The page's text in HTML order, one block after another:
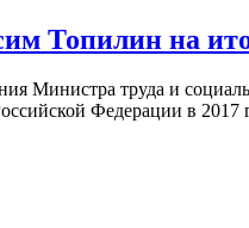
Топилин на
Министра труда и
Федерации в 2017